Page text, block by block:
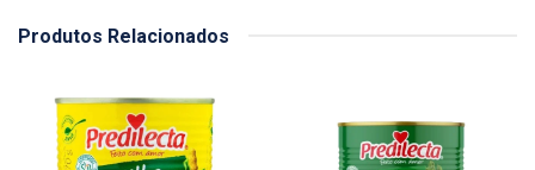
Produtos Relacionados